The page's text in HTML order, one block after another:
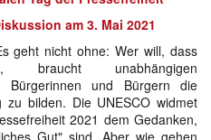
am 3. Mai 2021
geht nicht ohne: Wer will, dass
braucht unabhängigen
Bürgerinnen und Bürgern die
zu bilden. Die UNESCO widmet
2021 dem Gedanken,
Gut" sind. Aber wie gehen